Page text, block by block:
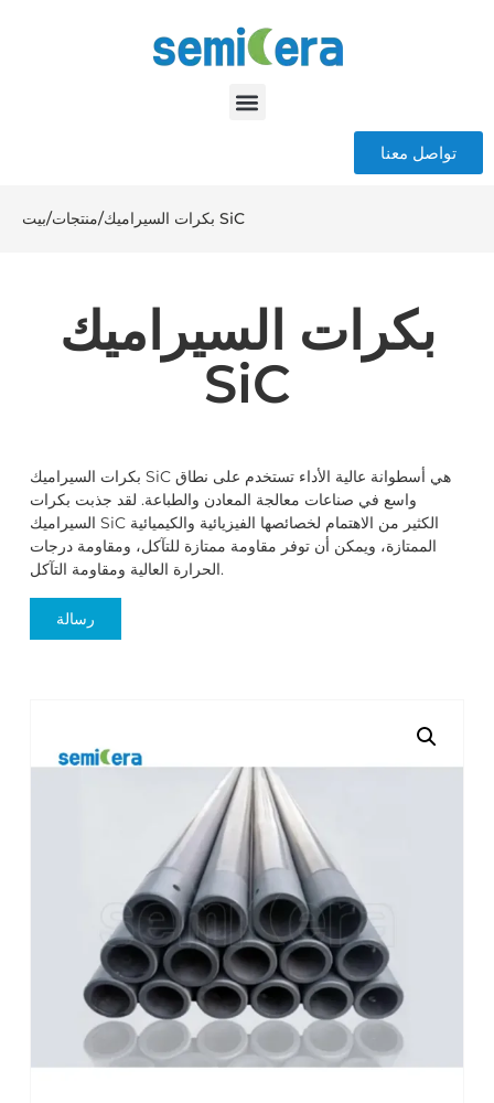
تواصل معنا
بيت/منتجات/ بكرات السيراميك SiC
بكرات السيراميك
SiC
بكرات السيراميك SiC هي أسطوانة عالية الأداء تستخدم على نطاق
واسع في صناعات معالجة المعادن والطباعة. لقد جذبت بكرات
السيراميك SiC الكثير من الاهتمام لخصائصها الفيزيائية والكيميائية
الممتازة، ويمكن أن توفر مقاومة ممتازة للتآكل، ومقاومة درجات
الحرارة العالية ومقاومة التآكل.
رسالة